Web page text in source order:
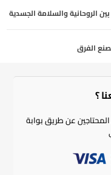
الروحانية والسلامة الجسدية
الفرق
؟​
عن طريق بوابة